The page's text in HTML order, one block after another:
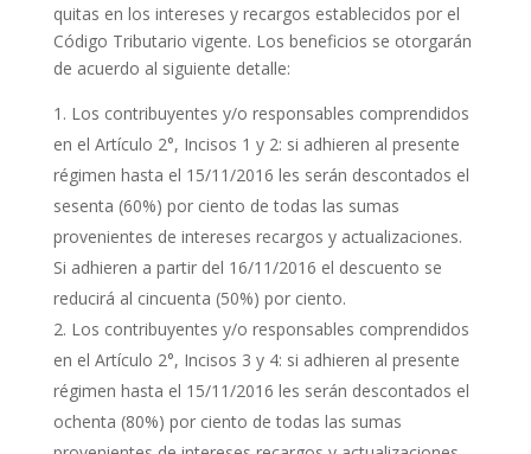
quitas en los intereses y recargos establecidos por el
Código Tributario vigente. Los beneficios se otorgarán
de acuerdo al siguiente detalle:
Los contribuyentes y/o responsables comprendidos
en el Artículo 2°, Incisos 1 y 2: si adhieren al presente
régimen hasta el 15/11/2016 les serán descontados el
sesenta (60%) por ciento de todas las sumas
provenientes de intereses recargos y actualizaciones.
Si adhieren a partir del 16/11/2016 el descuento se
reducirá al cincuenta (50%) por ciento.
Los contribuyentes y/o responsables comprendidos
en el Artículo 2°, Incisos 3 y 4: si adhieren al presente
régimen hasta el 15/11/2016 les serán descontados el
ochenta (80%) por ciento de todas las sumas